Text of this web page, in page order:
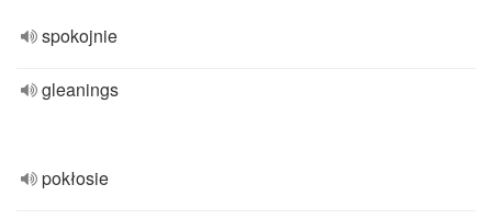
spokojnie
gleanings
pokłosie